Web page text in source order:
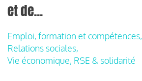
et de...
Emploi, formation et compétences,
Relations sociales,
Vie économique, RSE & solidarité